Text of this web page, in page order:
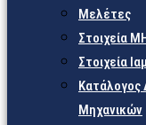
Μελέτες
Στοιχεία
Στοιχεία
Κατάλογος
Μηχανικών